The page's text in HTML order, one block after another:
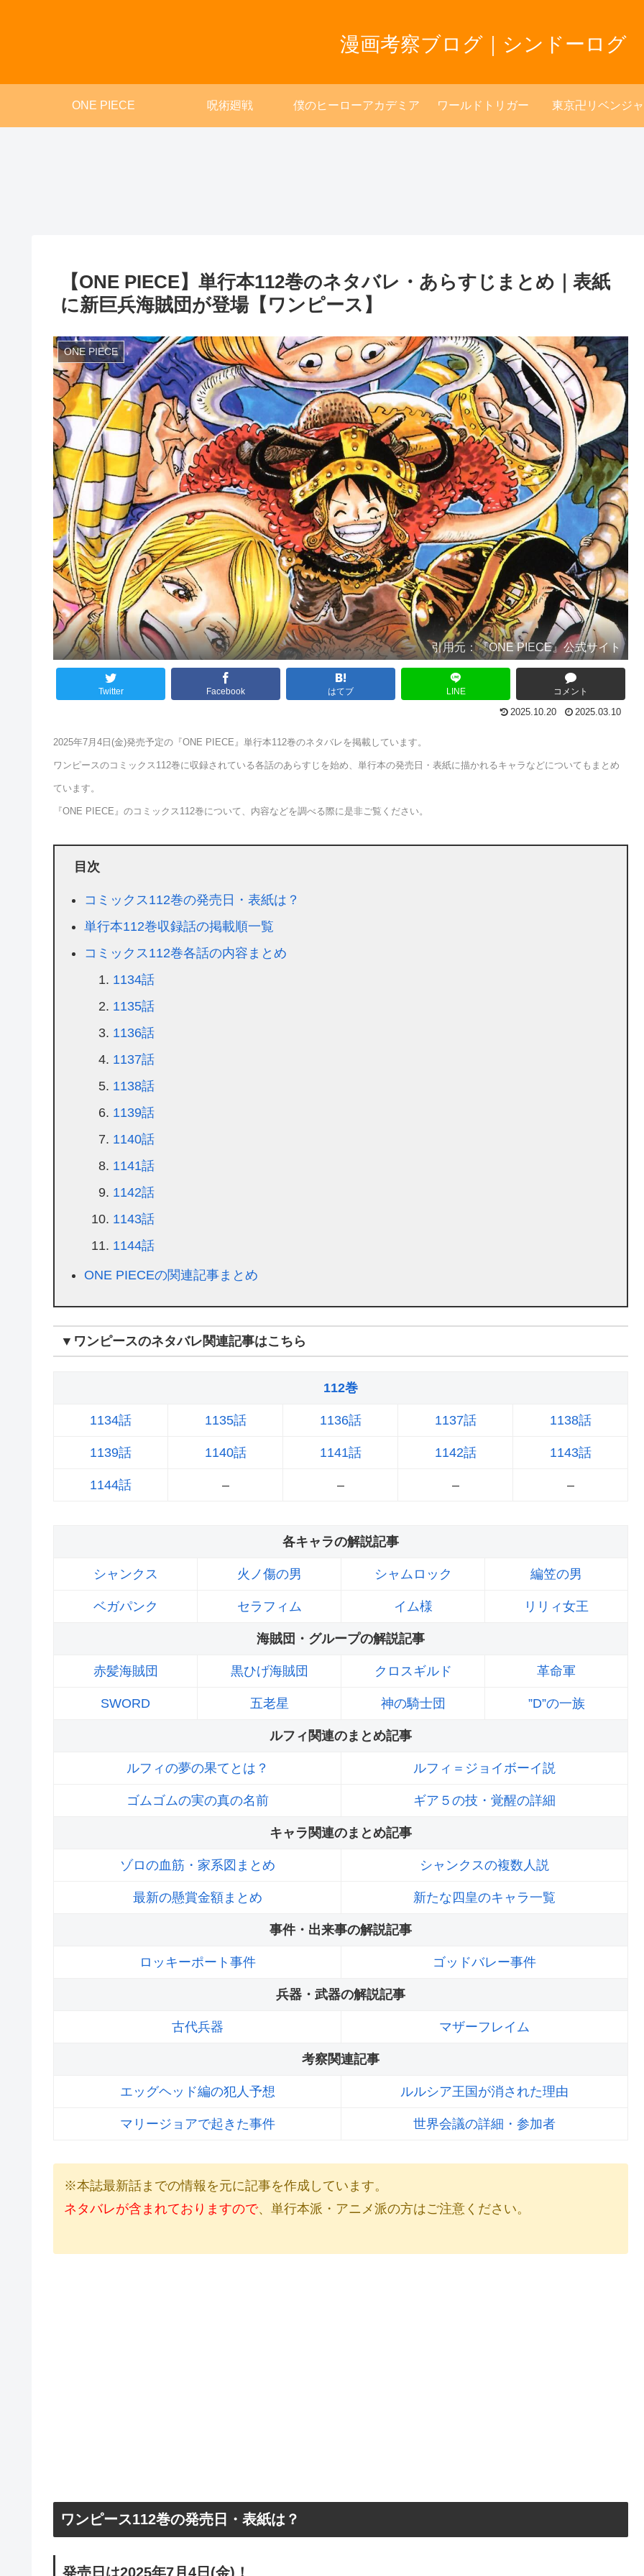
漫画考察ブログ｜シンドーログ
ONE PIECE 呪術廻戦 僕のヒーローアカデミア ワールドトリガー 東京卍リベンジ
【ONE PIECE】単行本112巻のネタバレ・あらすじまとめ｜表紙
に新巨兵海賊団が登場【ワンピース】
ONE PIECE
引用元：『ONE PIECE』公式サイト
Twitter Facebook はてブ LINE コメント
2025.10.20 2025.03.10
2025年7月4日(金)発売予定の『ONE PIECE』単行本112巻のネタバレを掲載しています。
ワンピースのコミックス112巻に収録されている各話のあらすじを始め、単行本の発売日・表紙に描かれるキャラなどについてもまとめ
ています。
『ONE PIECE』のコミックス112巻について、内容などを調べる際に是非ご覧ください。
目次
コミックス112巻の発売日・表紙は？
単行本112巻収録話の掲載順一覧
コミックス112巻各話の内容まとめ
1134話
1135話
1136話
1137話
1138話
1139話
1140話
1141話
1142話
1143話
1144話
ONE PIECEの関連記事まとめ
▼ワンピースのネタバレ関連記事はこちら
112巻
1134話 1135話 1136話 1137話 1138話
1139話 1140話 1141話 1142話 1143話
1144話 – – – –
各キャラの解説記事
シャンクス 火ノ傷の男 シャムロック 編笠の男
ベガパンク セラフィム イム様 リリィ女王
海賊団・グループの解説記事
赤髪海賊団 黒ひげ海賊団 クロスギルド 革命軍
SWORD 五老星 神の騎士団 ”D”の一族
ルフィ関連のまとめ記事
ルフィの夢の果てとは？ ルフィ＝ジョイボーイ説
ゴムゴムの実の真の名前 ギア５の技・覚醒の詳細
キャラ関連のまとめ記事
ゾロの血筋・家系図まとめ シャンクスの複数人説
最新の懸賞金額まとめ 新たな四皇のキャラ一覧
事件・出来事の解説記事
ロッキーポート事件 ゴッドバレー事件
兵器・武器の解説記事
古代兵器 マザーフレイム
考察関連記事
エッグヘッド編の犯人予想 ルルシア王国が消された理由
マリージョアで起きた事件 世界会議の詳細・参加者
※本誌最新話までの情報を元に記事を作成しています。
ネタバレが含まれておりますので、単行本派・アニメ派の方はご注意ください。
ワンピース112巻の発売日・表紙は？
発売日は2025年7月4日(金)！